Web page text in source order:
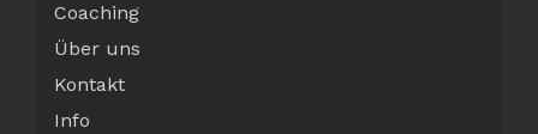
Coaching
Über uns
Kontakt
Info